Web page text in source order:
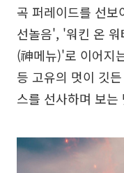
곡 퍼레이드를 선
선놀음', '워킨 온
(神메뉴)'로 이어지
등 고유의 멋이 깃
스를 선사하며 보는